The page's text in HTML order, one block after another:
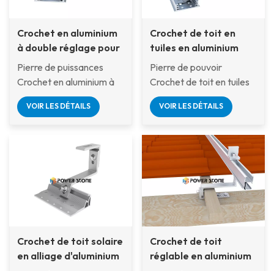
Crochet en aluminium
à double réglage pour
panneaux solaires sur
toitures en tuiles
Pierre de puissances
Crochet en aluminium à
double réglage pour
panneaux solaires sur
conçue pour les toitures
en tuiles inclinées.
Fabriquée en aluminium
anodisé durable, elle
offre une double
pour s'adapter avec
précision aux différentes
VOIR LES DÉTAILS
Crochet de toit en
tuiles en aluminium
réglable neuf
Pierre de pouvoir
Crochet de toit en tuiles
en aluminium réglable
neuf Ce système de
conçu pour les toitures en
tuiles inclinées. Fabriqué
en aluminium anodisé
durable, il offre un
positionnement ajustable
pour s'adapter à
différentes formes de
tuiles et à l'emplacement
des chevrons. Idéal pour
VOIR LES DÉTAILS
Crochet de toit solaire
en alliage d'aluminium
Crochet de toit
réglable en aluminium